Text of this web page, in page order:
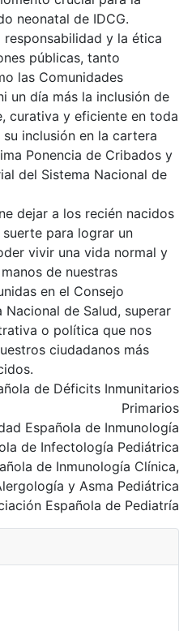
neonatal de IDCG.
y la ética
públicas, tanto
las Comunidades
un día más la inclusión de
curativa y eficiente en toda
inclusión en la cartera
Ponencia de Cribados y
del Sistema Nacional de
dejar a los recién nacidos
para lograr un
vivir una vida normal y
de nuestras
en el Consejo
de Salud, superar
o política que nos
ciudadanos más
de Déficits Inmunitarios
Primarios
Española de Inmunología
de Infectología Pediátrica
de Inmunología Clínica,
y Asma Pediátrica
Española de Pediatría